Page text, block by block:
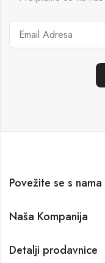
Povežite se s nama
Naša Kompanija
Detalji prodavnice